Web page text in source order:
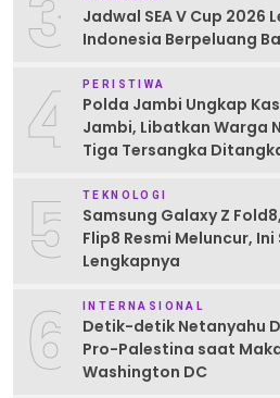
Jadwal SEA V Cup 2026
Indonesia Berpeluang
4 PERISTIWA
Polda Jambi Ungkap
Jambi, Libatkan Warga
Tiga Tersangka
5 TEKNOLOGI
Samsung Galaxy Z
Flip8 Resmi Meluncur,
Lengkapnya
6 INTERNASIONAL
Detik-detik Netanyahu
Pro-Palestina saat
Washington DC